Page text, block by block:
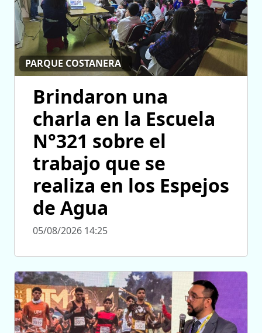
PARQUE COSTANERA
Brindaron una
charla en la Escuela
N°321 sobre el
trabajo que se
realiza en los Espejos
de Agua
05/08/2026 14:25